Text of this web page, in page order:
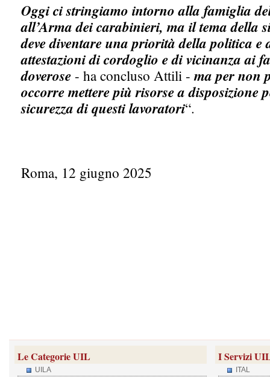
Oggi ci stringiamo intorno alla famiglia
all’Arma dei carabinieri, ma il tema della
deve diventare una priorità della politica e
attestazioni di cordoglio e di vicinanza ai
doverose - ha concluso Attili -ma per non
occorre mettere più risorse a disposizione
sicurezza di questi lavoratori“.
Roma, 12 giugno 2025
Le Categorie UIL
UILA
I Servizi
ITAL